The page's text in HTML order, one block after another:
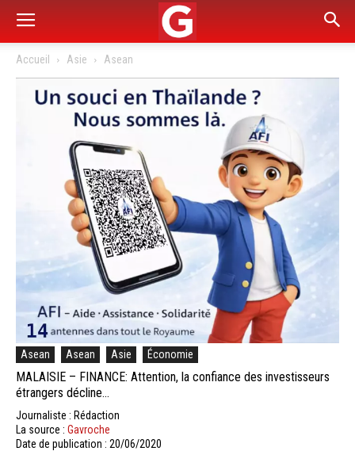
Accueil Asie Asean
Asean Asean Asie Économie
MALAISIE – FINANCE: Attention, la confiance des investisseurs
étrangers décline…
Journaliste : Rédaction
La source : Gavroche
Date de publication : 20/06/2020